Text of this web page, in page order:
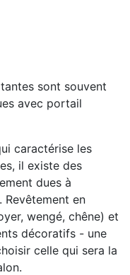
sont souvent
avec portail
caractérise les
il existe des
dues à
en
wengé, chêne) et
décoratifs - une
celle qui sera la